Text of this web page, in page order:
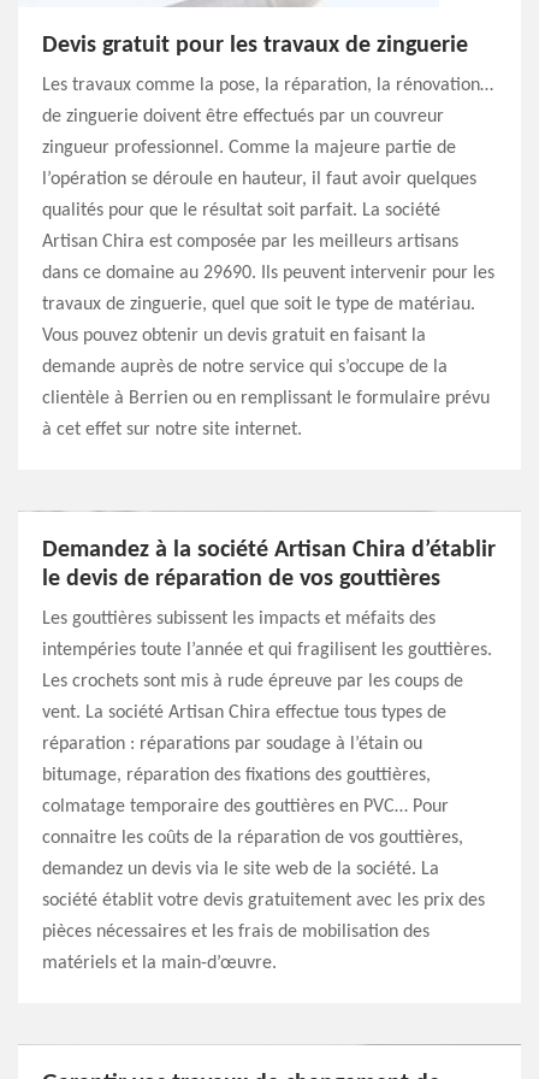
Devis gratuit pour les travaux de zinguerie
Les travaux comme la pose, la réparation, la rénovation…
de zinguerie doivent être effectués par un couvreur
zingueur professionnel. Comme la majeure partie de
l’opération se déroule en hauteur, il faut avoir quelques
qualités pour que le résultat soit parfait. La société
Artisan Chira est composée par les meilleurs artisans
dans ce domaine au 29690. Ils peuvent intervenir pour les
travaux de zinguerie, quel que soit le type de matériau.
Vous pouvez obtenir un devis gratuit en faisant la
demande auprès de notre service qui s’occupe de la
clientèle à Berrien ou en remplissant le formulaire prévu
à cet effet sur notre site internet.
Demandez à la société Artisan Chira d’établir
le devis de réparation de vos gouttières
Les gouttières subissent les impacts et méfaits des
intempéries toute l’année et qui fragilisent les gouttières.
Les crochets sont mis à rude épreuve par les coups de
vent. La société Artisan Chira effectue tous types de
réparation : réparations par soudage à l’étain ou
bitumage, réparation des fixations des gouttières,
colmatage temporaire des gouttières en PVC… Pour
connaitre les coûts de la réparation de vos gouttières,
demandez un devis via le site web de la société. La
société établit votre devis gratuitement avec les prix des
pièces nécessaires et les frais de mobilisation des
matériels et la main-d’œuvre.